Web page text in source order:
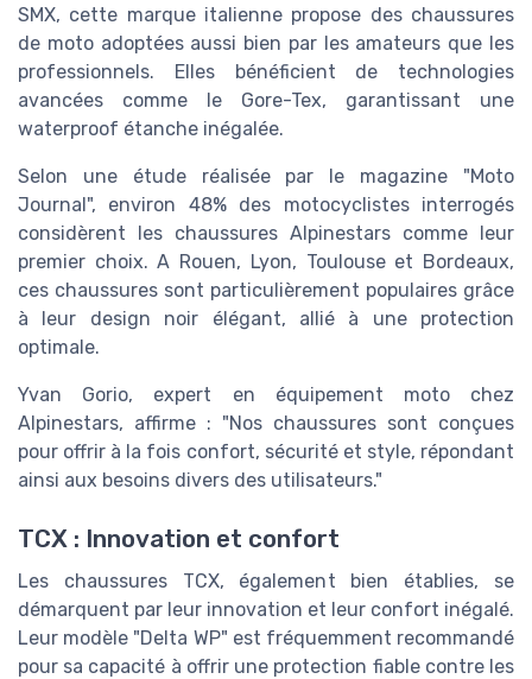
SMX, cette marque italienne propose des chaussures
de moto adoptées aussi bien par les amateurs que les
professionnels. Elles bénéficient de technologies
avancées comme le Gore-Tex, garantissant une
waterproof étanche inégalée.
Selon une étude réalisée par le magazine "Moto
Journal", environ 48% des motocyclistes interrogés
considèrent les chaussures Alpinestars comme leur
premier choix. A Rouen, Lyon, Toulouse et Bordeaux,
ces chaussures sont particulièrement populaires grâce
à leur design noir élégant, allié à une protection
optimale.
Yvan Gorio, expert en équipement moto chez
Alpinestars, affirme : "Nos chaussures sont conçues
pour offrir à la fois confort, sécurité et style, répondant
ainsi aux besoins divers des utilisateurs."
TCX : Innovation et confort
Les chaussures TCX, également bien établies, se
démarquent par leur innovation et leur confort inégalé.
Leur modèle "Delta WP" est fréquemment recommandé
pour sa capacité à offrir une protection fiable contre les